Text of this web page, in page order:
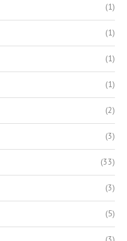
(1)
(1)
(1)
(1)
(2)
(3)
(33)
(3)
(5)